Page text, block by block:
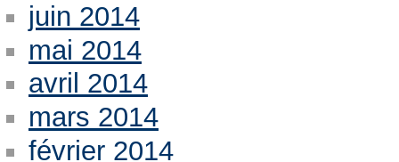
juin 2014
mai 2014
avril 2014
mars 2014
février 2014